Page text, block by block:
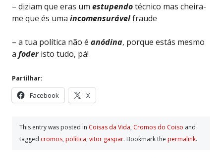
– diziam que eras um estupendotécnico mas cheira-
me que és uma incomensurávelfraude
– a tua política não é anódina, porque estás mesmo
a foder isto tudo, pá!
Partilhar:
Facebook X
This entry was posted in Coisas da Vida, Cromos do Coiso and
tagged cromos, polí­tica, vitor gaspar. Bookmark the permalink.